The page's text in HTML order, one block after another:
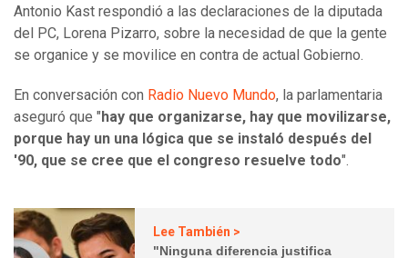
Antonio Kast respondió a las declaraciones de la diputada
del PC, Lorena Pizarro, sobre la necesidad de que la gente
se organice y se movilice en contra de actual Gobierno.
En conversación con Radio Nuevo Mundo, la parlamentaria
aseguró que "hay que organizarse, hay que movilizarse,
porque hay un una lógica que se instaló después del
'90, que se cree que el congreso resuelve todo".
Lee También >
"Ninguna diferencia justifica